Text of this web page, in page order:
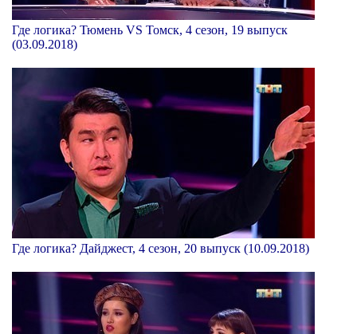
Где логика? Тюмень VS Томск, 4 сезон, 19 выпуск
(03.09.2018)
Где логика? Дайджест, 4 сезон, 20 выпуск (10.09.2018)